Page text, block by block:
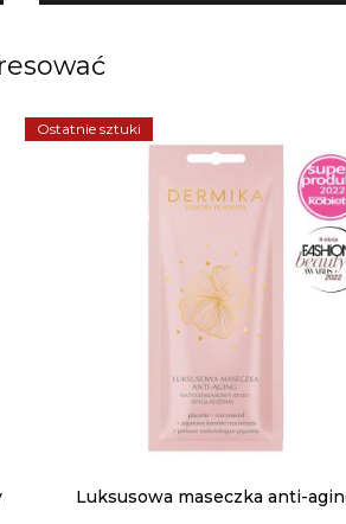
Ostatnie sztuki
Luksusowa maseczka anti-